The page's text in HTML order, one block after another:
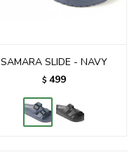
SAMARA SLIDE - NAVY
$ 499